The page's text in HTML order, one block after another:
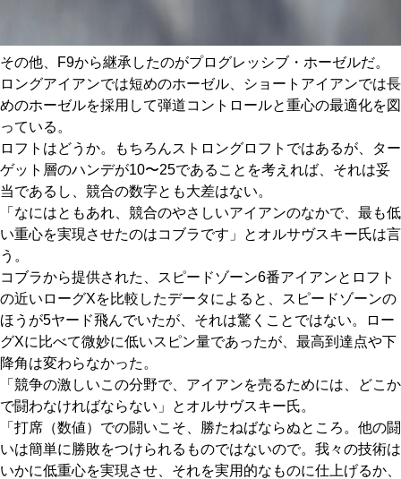
その他、F9から継承したのがプログレッシブ・ホーゼルだ。
ロングアイアンでは短めのホーゼル、ショートアイアンでは長
めのホーゼルを採用して弾道コントロールと重心の最適化を図
っている。
ロフトはどうか。もちろんストロングロフトではあるが、ター
ゲット層のハンデが10〜25であることを考えれば、それは妥
当であるし、競合の数字とも大差はない。
「なにはともあれ、競合のやさしいアイアンのなかで、最も低
い重心を実現させたのはコブラです」とオルサヴスキー氏は言
う。
コブラから提供された、スピードゾーン6番アイアンとロフト
の近いローグXを比較したデータによると、スピードゾーンの
ほうが5ヤード飛んでいたが、それは驚くことではない。ロー
グXに比べて微妙に低いスピン量であったが、最高到達点や下
降角は変わらなかった。
「競争の激しいこの分野で、アイアンを売るためには、どこか
で闘わなければならない」とオルサヴスキー氏。
「打席（数値）での闘いこそ、勝たねばならぬところ。他の闘
いは簡単に勝敗をつけられるものではないので。我々の技術は
いかに低重心を実現させ、それを実用的なものに仕上げるか、